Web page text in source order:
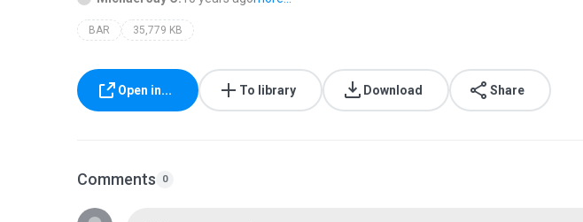
BAR 35,779 KB
Open in... To library Download Share
Comments 0